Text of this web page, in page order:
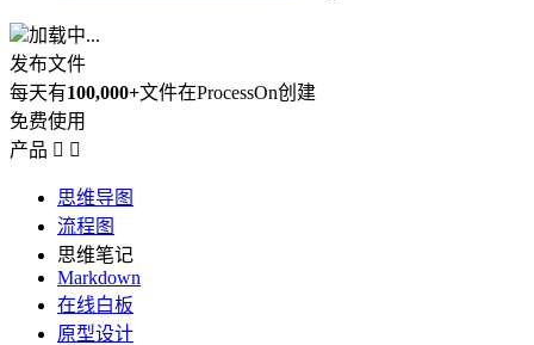
加载中...
发布文件
每天有100,000+文件在ProcessOn创建
免费使用
产品  
思维导图
流程图
思维笔记
Markdown
在线白板
原型设计